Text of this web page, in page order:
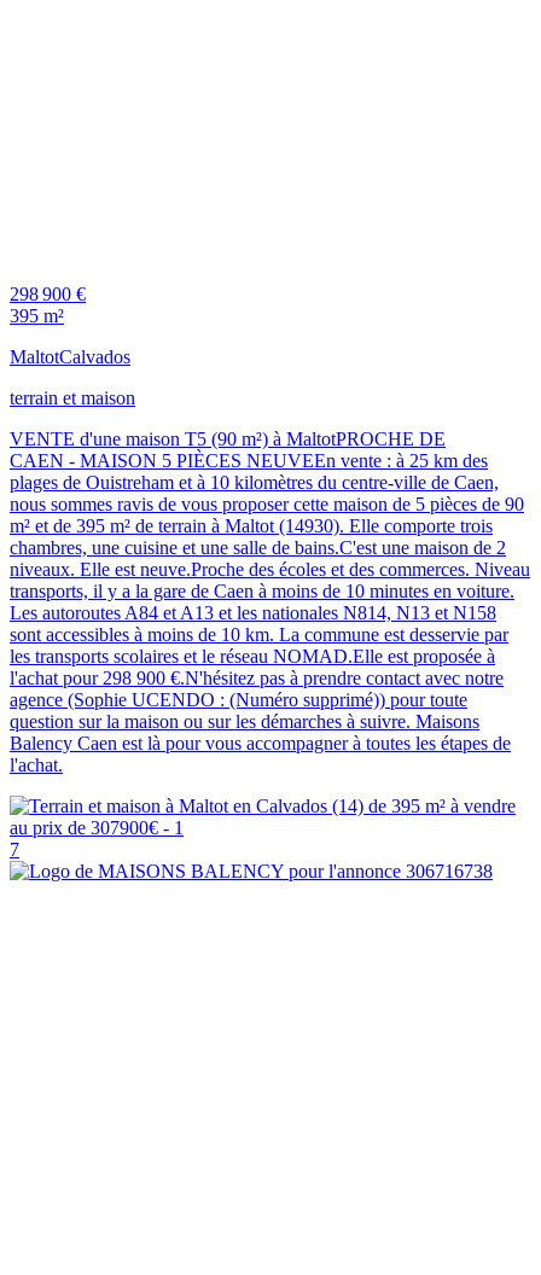
298 900 €
395 m²
MaltotCalvados
terrain et maison
VENTE d'une maison T5 (90 m²) à MaltotPROCHE DE
CAEN - MAISON 5 PIÈCES NEUVEEn vente : à 25 km des
plages de Ouistreham et à 10 kilomètres du centre-ville de Caen,
nous sommes ravis de vous proposer cette maison de 5 pièces de 90
m² et de 395 m² de terrain à Maltot (14930). Elle comporte trois
chambres, une cuisine et une salle de bains.C'est une maison de 2
niveaux. Elle est neuve.Proche des écoles et des commerces. Niveau
transports, il y a la gare de Caen à moins de 10 minutes en voiture.
Les autoroutes A84 et A13 et les nationales N814, N13 et N158
sont accessibles à moins de 10 km. La commune est desservie par
les transports scolaires et le réseau NOMAD.Elle est proposée à
l'achat pour 298 900 €.N'hésitez pas à prendre contact avec notre
agence (Sophie UCENDO : (Numéro supprimé)) pour toute
question sur la maison ou sur les démarches à suivre. Maisons
Balency Caen est là pour vous accompagner à toutes les étapes de
l'achat.
7